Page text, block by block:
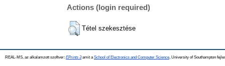
Actions (login required)
Tétel szekesztése
REAL-MS, az alkalamzott szoftver: EPrints 3amit a School of Electronics and Computer Science , University of Southampton